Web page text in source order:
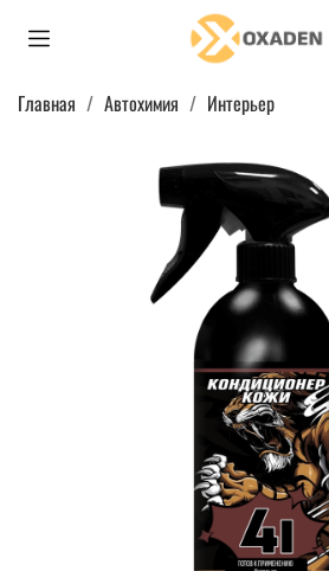
Главная Автохимия Интерьер